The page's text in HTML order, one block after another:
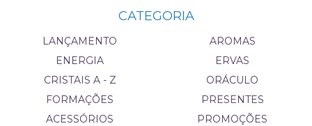
CATEGORIA
LANÇAMENTO
ENERGIA
CRISTAIS A - Z
FORMAÇÕES
ACESSÓRIOS
AROMAS
ERVAS
ORÁCULO
PRESENTES
PROMOÇÕES